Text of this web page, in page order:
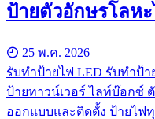
ป้ายตัวอักษรโลห
25 พ.ค. 2026
รับทําป้ายไฟ LED รับทำป้า
ป้ายทาวน์เวอร์ ไลท์บ๊อกซ์
ออกแบบและติดตั้ง ป้ายไฟ